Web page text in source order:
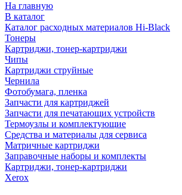
На главную
В каталог
Каталог расходных материалов Hi-Black
Тонеры
Картриджи, тонер-картриджи
Чипы
Картриджи струйные
Чернила
Фотобумага, пленка
Запчасти для картриджей
Запчасти для печатающих устройств
Термоузлы и комплектующие
Средства и материалы для сервиса
Матричные картриджи
Заправочные наборы и комплекты
Картриджи, тонер-картриджи
Xerox